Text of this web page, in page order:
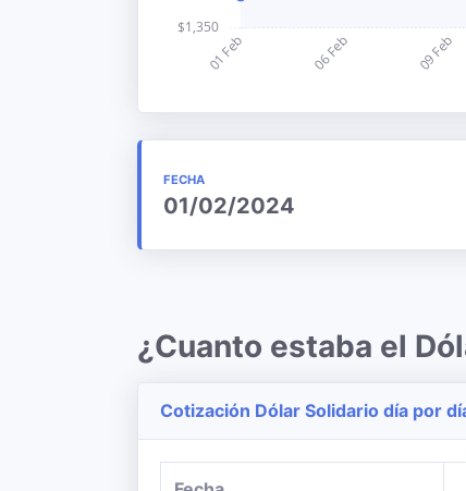
FECHA
01/02/2024
¿Cuanto estaba el
Cotización Dólar Solidario día por